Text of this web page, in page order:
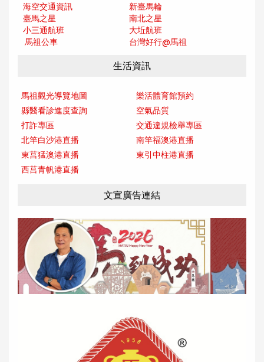
海空交通資訊
新臺馬輪
臺馬之星
南北之星
小三通航班
大坵航班
馬祖公車
台灣好行@馬祖
生活資訊
馬祖觀光導覽地圖
樂活體育館預約
縣醫看診進度查詢
空氣品質
打詐專區
交通違規檢舉專區
北竿白沙港直播
南竿福澳港直播
東莒猛澳港直播
東引中柱港直播
西莒青帆港直播
文宣廣告連結